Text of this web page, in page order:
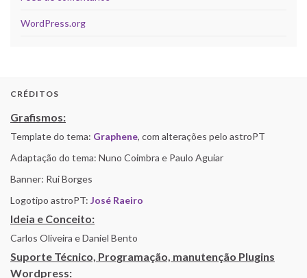
WordPress.org
CRÉDITOS
Grafismos:
Template do tema: Graphene, com alterações pelo astroPT
Adaptação do tema: Nuno Coimbra e Paulo Aguiar
Banner: Rui Borges
Logotipo astroPT: José Raeiro
Ideia e Conceito:
Carlos Oliveira e Daniel Bento
Suporte Técnico, Programação, manutenção Plugins
Wordpress: